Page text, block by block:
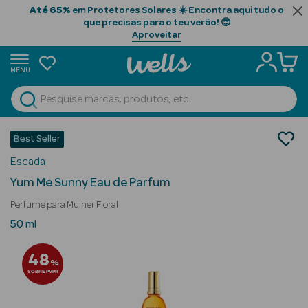
Até 65% em Protetores Solares ☀️ Encontra aqui tudo o
que precisas para o teu verão! 😎
Aproveitar
MENU
Ver Tudo
Beauty Season
Cabelo
Profissional
Beauty Season
Beauty Season
Cosmética
Perfumes
Eau de Parfum
Best Seller
Escada
Yum Me Sunny Eau de Parfum
Perfume para Mulher Floral
50 ml
48%
SOBRE PVPR